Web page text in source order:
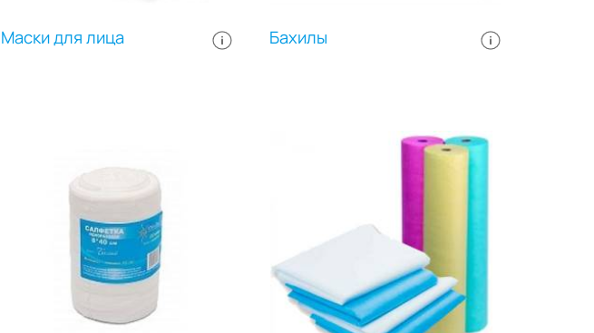
плотностью. Выпускаются в
Маски для лица Бахилы